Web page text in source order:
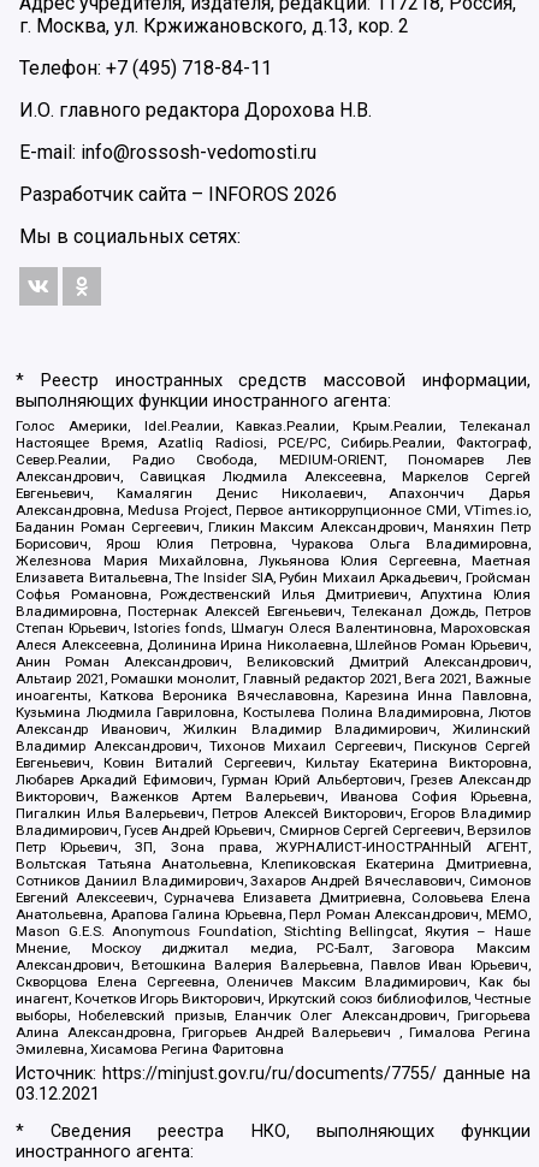
г. Москва, ул. Кржижановского, д.13, кор. 2
Телефон: +7 (495) 718-84-11
И.О. главного редактора Дорохова Н.В.
E-mail: info@rossosh-vedomosti.ru
Разработчик сайта – INFOROS 2026
Мы в социальных сетях:
* Реестр иностранных средств массовой информации,
выполняющих функции иностранного агента:
Голос Америки, Idel.Реалии, Кавказ.Реалии, Крым.Реалии, Телеканал
Настоящее Время, Azatliq Radiosi, PCE/PC, Сибирь.Реалии, Фактограф,
Север.Реалии, Радио Свобода, MEDIUM-ORIENT, Пономарев Лев
Александрович, Савицкая Людмила Алексеевна, Маркелов Сергей
Евгеньевич, Камалягин Денис Николаевич, Апахончич Дарья
Александровна, Medusa Project, Первое антикоррупционное СМИ, VTimes.io,
Баданин Роман Сергеевич, Гликин Максим Александрович, Маняхин Петр
Борисович, Ярош Юлия Петровна, Чуракова Ольга Владимировна,
Железнова Мария Михайловна, Лукьянова Юлия Сергеевна, Маетная
Елизавета Витальевна, The Insider SIA, Рубин Михаил Аркадьевич, Гройсман
Софья Романовна, Рождественский Илья Дмитриевич, Апухтина Юлия
Владимировна, Постернак Алексей Евгеньевич, Телеканал Дождь, Петров
Степан Юрьевич, Istories fonds, Шмагун Олеся Валентиновна, Мароховская
Алеся Алексеевна, Долинина Ирина Николаевна, Шлейнов Роман Юрьевич,
Анин Роман Александрович, Великовский Дмитрий Александрович,
Альтаир 2021, Ромашки монолит, Главный редактор 2021, Вега 2021, Важные
иноагенты, Каткова Вероника Вячеславовна, Карезина Инна Павловна,
Кузьмина Людмила Гавриловна, Костылева Полина Владимировна, Лютов
Александр Иванович, Жилкин Владимир Владимирович, Жилинский
Владимир Александрович, Тихонов Михаил Сергеевич, Пискунов Сергей
Евгеньевич, Ковин Виталий Сергеевич, Кильтау Екатерина Викторовна,
Любарев Аркадий Ефимович, Гурман Юрий Альбертович, Грезев Александр
Викторович, Важенков Артем Валерьевич, Иванова София Юрьевна,
Пигалкин Илья Валерьевич, Петров Алексей Викторович, Егоров Владимир
Владимирович, Гусев Андрей Юрьевич, Смирнов Сергей Сергеевич, Верзилов
Петр Юрьевич, ЗП, Зона права, ЖУРНАЛИСТ-ИНОСТРАННЫЙ АГЕНТ,
Вольтская Татьяна Анатольевна, Клепиковская Екатерина Дмитриевна,
Сотников Даниил Владимирович, Захаров Андрей Вячеславович, Симонов
Евгений Алексеевич, Сурначева Елизавета Дмитриевна, Соловьева Елена
Анатольевна, Арапова Галина Юрьевна, Перл Роман Александрович, МЕМО,
Mason G.E.S. Anonymous Foundation, Stichting Bellingcat, Якутия – Наше
Мнение, Москоу диджитал медиа, РС-Балт, Заговора Максим
Александрович, Ветошкина Валерия Валерьевна, Павлов Иван Юрьевич,
Скворцова Елена Сергеевна, Оленичев Максим Владимирович, Как бы
инагент, Кочетков Игорь Викторович, Иркутский союз библиофилов, Честные
выборы, Нобелевский призыв, Еланчик Олег Александрович, Григорьева
Алина Александровна, Григорьев Андрей Валерьевич , Гималова Регина
Эмилевна, Хисамова Регина Фаритовна
Источник: https://minjust.gov.ru/ru/documents/7755/ данные на
03.12.2021
* Сведения реестра НКО, выполняющих функции
иностранного агента: